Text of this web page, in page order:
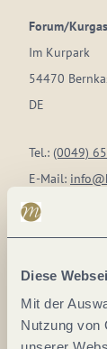
Diese
Mit der
Nutzung von
Forum/
Im Kurpark
54470
DE
Tel.: (0049)
E-Mail:
Webseite:
Anreise